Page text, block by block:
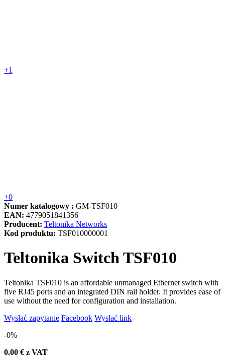
+1
+0
Numer katalogowy : GM-TSF010
EAN: 4779051841356
Producent: Teltonika Networks
Kod produktu: TSF010000001
Teltonika Switch TSF010
Teltonika TSF010 is an affordable unmanaged Ethernet switch with
five RJ45 ports and an integrated DIN rail holder. It provides ease of
use without the need for configuration and installation.
Wysłać zapytanie Facebook Wysłać link
-0%
0.00 € z VAT